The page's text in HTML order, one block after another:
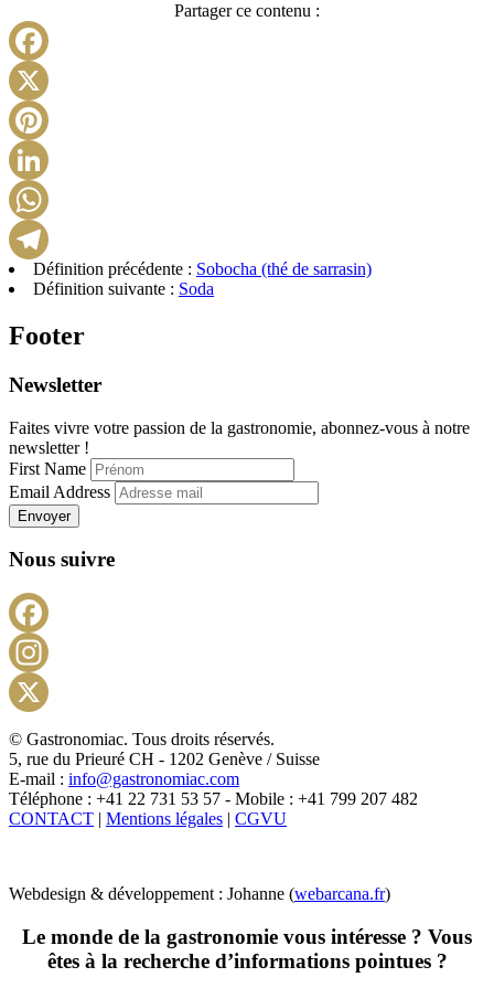
Partager ce contenu :
Telegram
Définition précédente : Sobocha (thé de sarrasin)
Définition suivante : Soda
Footer
Newsletter
Faites vivre votre passion de la gastronomie, abonnez-vous à notre
newsletter !
First Name
Email Address
Envoyer
Nous suivre
X
© Gastronomiac. Tous droits réservés.
5, rue du Prieuré CH - 1202 Genève / Suisse
E-mail : info@gastronomiac.com
Téléphone : +41 22 731 53 57 - Mobile : +41 799 207 482
CONTACT | Mentions légales | CGVU
Webdesign & développement : Johanne (webarcana.fr)
Le monde de la gastronomie vous intéresse ? Vous
êtes à la recherche d’informations pointues ?